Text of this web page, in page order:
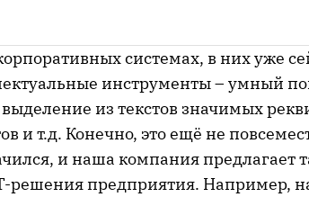
системах, в них уже
инструменты – умный
из текстов значимых
и т.д. Конечно, это ещё не
и наша компания предлагает
решения предприятия. Например,